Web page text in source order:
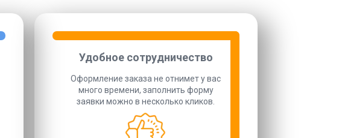
Удобное сотрудничество
Оформление заказа не отнимет у вас
много времени, заполнить форму
заявки можно в несколько кликов.